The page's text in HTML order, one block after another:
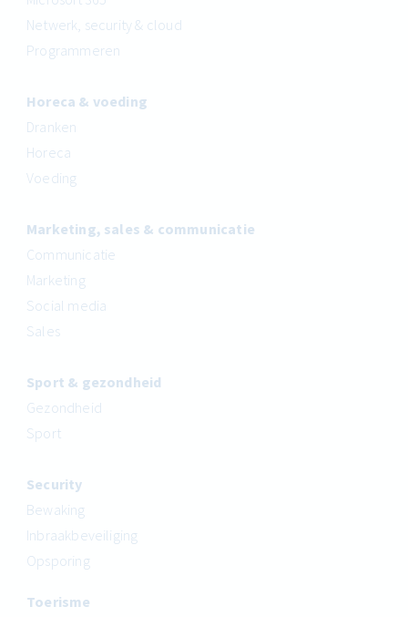
Netwerk, security & cloud
Programmeren
Horeca & voeding
Dranken
Horeca
Voeding
Marketing, sales & communicatie
Communicatie
Marketing
Social media
Sales
Sport & gezondheid
Gezondheid
Sport
Security
Bewaking
Inbraakbeveiliging
Opsporing
Toerisme